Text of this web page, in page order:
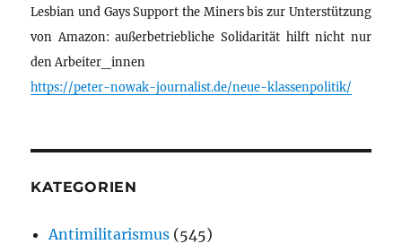
Lesbian und Gays Support the Miners bis zur Unterstützung
von Amazon: außerbetriebliche Solidarität hilft nicht nur
den Arbeiter_innen
https://peter-nowak-journalist.de/neue-klassenpolitik/
KATEGORIEN
Antimilitarismus (545)